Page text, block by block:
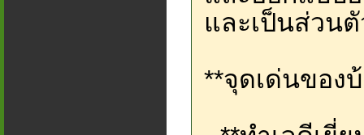
และเป็นส่วน
**จุดเด่นของ